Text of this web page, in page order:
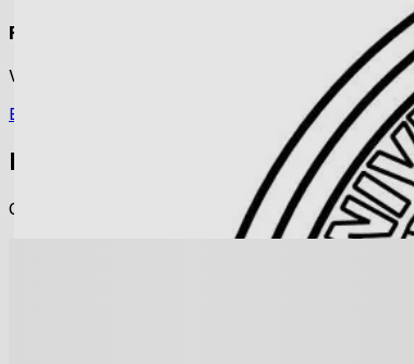
Faça login para ver os materiais
Você precisa estar logado para ver os materiais
Entrar
Materiais relacionados
Outros materiais que podem te interessar